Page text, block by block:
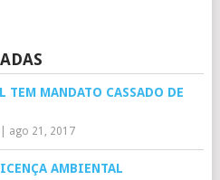
TEM MANDATO CASSADO DE
ago 21, 2017
AMBIENTAL